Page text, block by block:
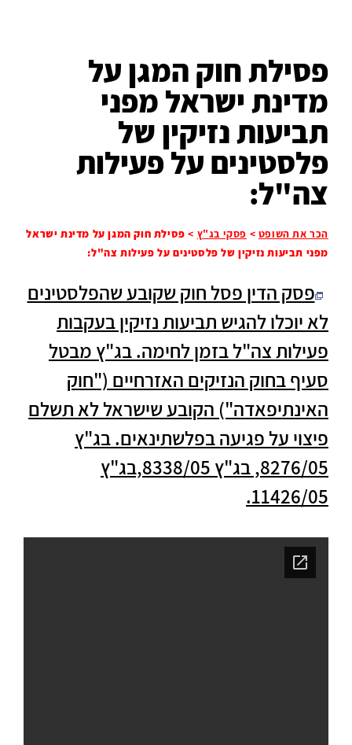
פסילת חוק המגן על
מדינת ישראל מפני
תביעות נזיקין של
פלסטינים על פעילות
צה"ל:
הכר את השופט > פסקי בג"ץ > פסילת חוק המגן על מדינת ישראל
מפני תביעות נזיקין של פלסטינים על פעילות צה"ל:
פסק הדין פסל חוק שקובע שהפלסטינים
לא יוכלו להגיש תביעות נזיקין בעקבות
פעילות צה"ל בזמן לחימה. בג"ץ מבטל
סעיף בחוק הנזיקים האזרחיים ("חוק
האינתיפאדה") הקובע שישראל לא תשלם
פיצוי על פגיעה בפלשתינאים. בג"ץ
8276/05, בג"ץ 8338/05,בג"ץ
11426/05.